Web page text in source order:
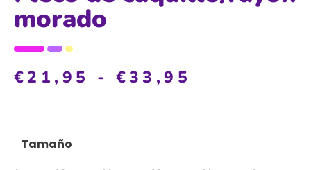
morado
€21,95 - €33,95
Tamaño